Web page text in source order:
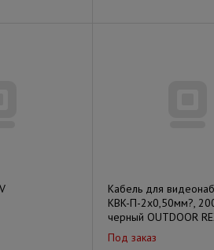
Кабель для
KBK-П-2x0,50мм?,
черный OUTDOOR
Под заказ